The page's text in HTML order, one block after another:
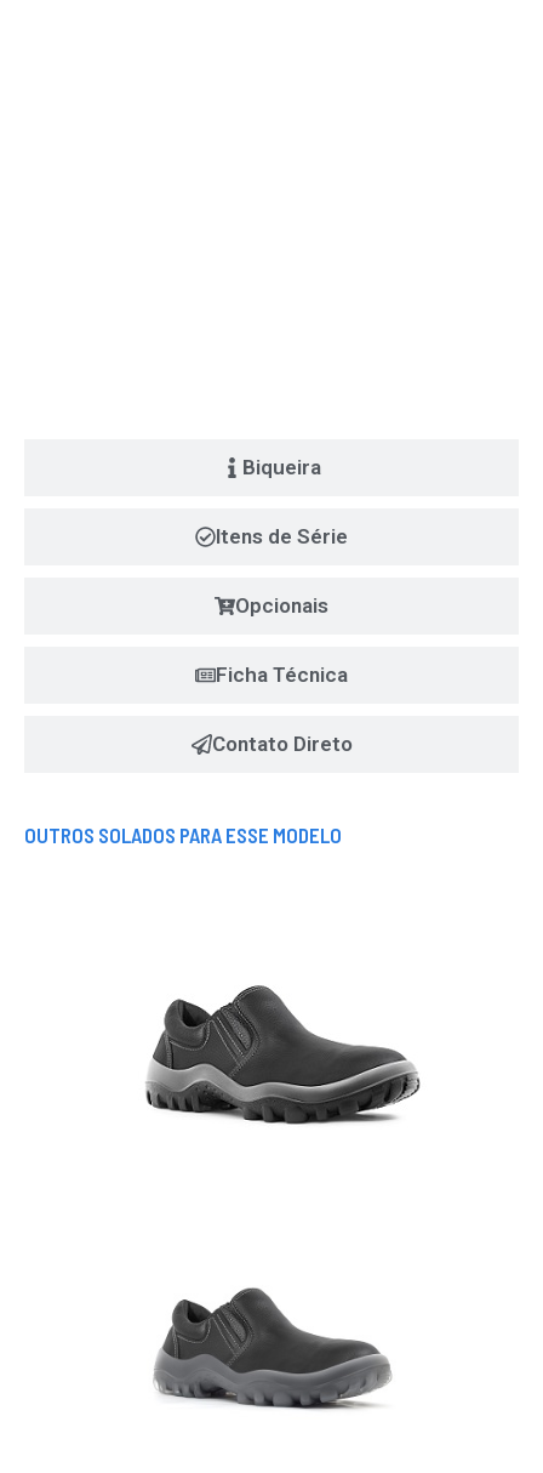
Biqueira
Itens de Série
Opcionais
Ficha Técnica
Contato Direto
OUTROS SOLADOS PARA ESSE MODELO